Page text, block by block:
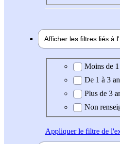
Afficher les filtres liés à l'
Expérience demandée
Moins de 1
De 1 à 3
Plus de 3
Non
Appliquerle filtre de